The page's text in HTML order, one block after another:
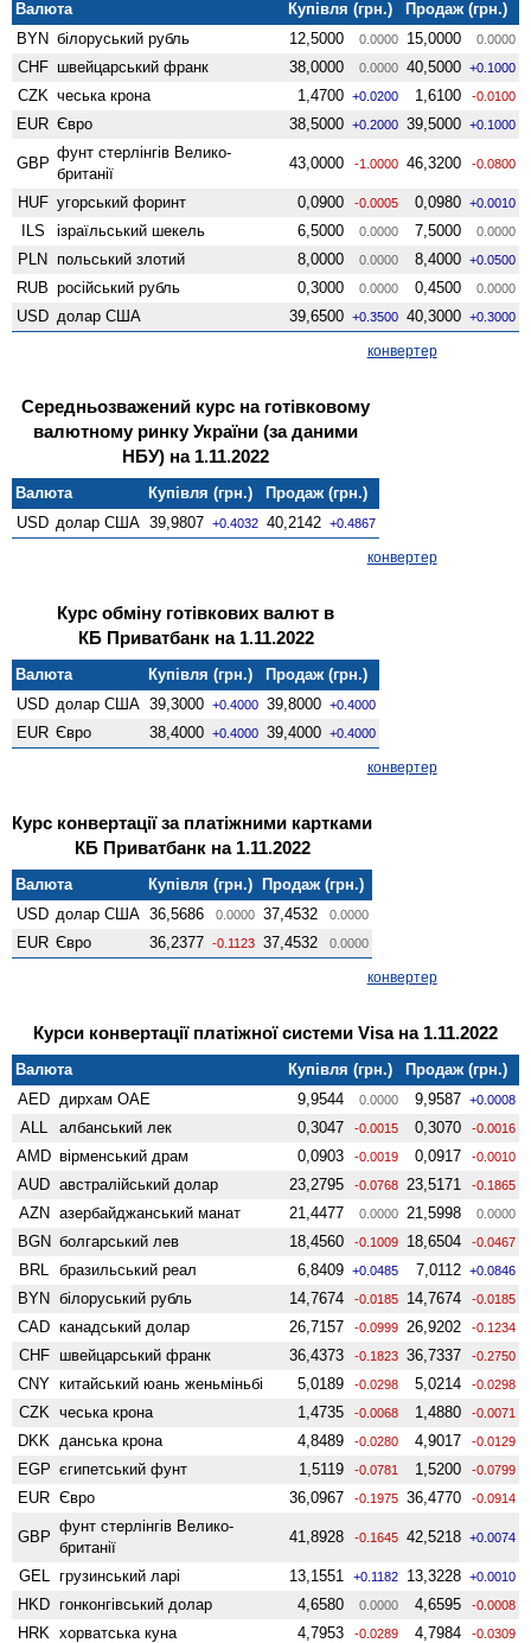
Валюта Купівля (грн.)
Продаж (грн.)
BYN білоруський рубль 12,5000 0.0000 15,0000 0.0000
CHF швейцарський франк 38,0000 0.0000 40,5000 +0.1000
CZK чеська крона 1,4700 +0.0200 1,6100 -0.0100
EUR Євро 38,5000 +0.2000 39,5000 +0.1000
GBP
фунт стерлінгів Велико­
британії
43,0000 -1.0000 46,3200 -0.0800
HUF угорський форинт 0,0900 -0.0005 0,0980 +0.0010
ILS ізраїльський шекель 6,5000 0.0000 7,5000 0.0000
PLN польський злотий 8,0000 0.0000 8,4000 +0.0500
RUB російський рубль 0,3000 0.0000 0,4500 0.0000
USD долар США 39,6500 +0.3500 40,3000 +0.3000
конвертер
Середньозважений курс на готівковому
валютному ринку України (за даними
НБУ) на 1.11.2022
Валюта Купівля (грн.)
Продаж (грн.)
USD долар США 39,9807 +0.4032 40,2142 +0.4867
конвертер
Курс обміну готівкових валют в
КБ Приватбанк на 1.11.2022
Валюта Купівля (грн.)
Продаж (грн.)
USD долар США 39,3000 +0.4000 39,8000 +0.4000
EUR Євро 38,4000 +0.4000 39,4000 +0.4000
конвертер
Курс конвертації за платіжними картками
КБ Приватбанк на 1.11.2022
Валюта Купівля (грн.) Продаж (грн.)
USD долар США 36,5686 0.0000 37,4532 0.0000
EUR Євро 36,2377 -0.1123 37,4532 0.0000
конвертер
Курси конвертації платіжної системи Visa на 1.11.2022
Валюта Купівля (грн.)
Продаж (грн.)
AED дирхам ОАЕ 9,9544 0.0000 9,9587 +0.0008
ALL албанський лек 0,3047 -0.0015 0,3070 -0.0016
AMD вiрменський драм 0,0903 -0.0019 0,0917 -0.0010
AUD австралійський долар 23,2795 -0.0768 23,5171 -0.1865
AZN азербайджанський манат 21,4477 0.0000 21,5998 0.0000
BGN болгарський лев 18,4560 -0.1009 18,6504 -0.0467
BRL бразильський реал 6,8409 +0.0485 7,0112 +0.0846
BYN білоруський рубль 14,7674 -0.0185 14,7674 -0.0185
CAD канадський долар 26,7157 -0.0999 26,9202 -0.1234
CHF швейцарський франк 36,4373 -0.1823 36,7337 -0.2750
CNY китайський юань женьмiньбi 5,0189 -0.0298 5,0214 -0.0298
CZK чеська крона 1,4735 -0.0068 1,4880 -0.0071
DKK данська крона 4,8489 -0.0280 4,9017 -0.0129
EGP єгипетський фунт 1,5119 -0.0781 1,5200 -0.0799
EUR Євро 36,0967 -0.1975 36,4770 -0.0914
GBP
фунт стерлінгів Велико­
британії
41,8928 -0.1645 42,5218 +0.0074
GEL грузинський ларі 13,1551 +0.1182 13,3228 +0.0010
HKD гонконгівський долар 4,6580 0.0000 4,6595 -0.0008
HRK хорватська куна 4,7953 -0.0289 4,7984 -0.0309